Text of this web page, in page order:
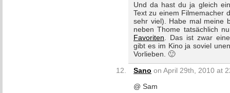
Und da hast du ja gleich
Text zu einem Filmemacher
sehr viel). Habe mal meine
neben Thome tatsächlich
Favoriten . Das ist zwar
gibt es im Kino ja soviel
Vorlieben. 🙂
Sano on April 29th, 2010 at
@ Sam